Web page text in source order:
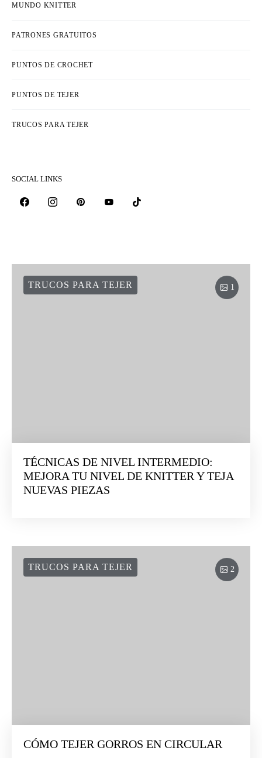
MUNDO KNITTER
PATRONES GRATUITOS
PUNTOS DE CROCHET
PUNTOS DE TEJER
TRUCOS PARA TEJER
SOCIAL LINKS
1
TRUCOS PARA TEJER
TÉCNICAS DE NIVEL INTERMEDIO:
MEJORA TU NIVEL DE KNITTER Y TEJA
NUEVAS PIEZAS
2
TRUCOS PARA TEJER
CÓMO TEJER GORROS EN CIRCULAR